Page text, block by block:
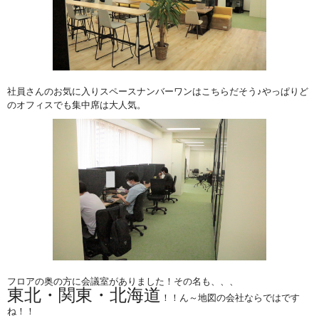
社員さんのお気に入りスペースナンバーワンはこちらだそう♪やっぱりど
のオフィスでも集中席は大人気。
フロアの奥の方に会議室がありました！その名も、、、
東北・関東・北海道 ！！ん～地図の会社ならではです
ね！！